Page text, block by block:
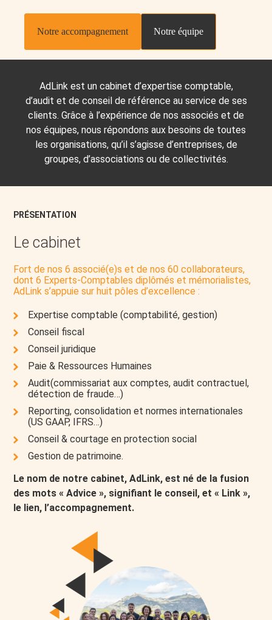
Notre accompagnement Notre équipe
AdLink est un cabinet d’expertise comptable,
d’audit et de conseil de référence au service de ses
clients. Grâce à l’expérience de nos associés et de
nos équipes, nous répondons aux besoins de toutes
les organisations, qu’il s’agisse d’entreprises, de
groupes, d’associations ou de collectivités.
PRÉSENTATION
Le cabinet
Fort de nos 6 associé(e)s et de nos 60 collaborateurs,
dont 6 Experts-Comptables diplômés et mémorialistes,
AdLink s’appuie sur huit pôles d’excellence :
Expertise comptable (comptabilité, gestion)
Conseil fiscal
Conseil juridique
Paie & Ressources Humaines
Audit(commissariat aux comptes, audit contractuel,
détection de fraude…)
Reporting, consolidation et normes internationales
(US GAAP, IFRS…)
Conseil & courtage en protection social
Gestion de patrimoine.
Le nom de notre cabinet, AdLink, est né de la fusion
des mots « Advice », signifiant le conseil, et « Link »,
le lien, l’accompagnement.